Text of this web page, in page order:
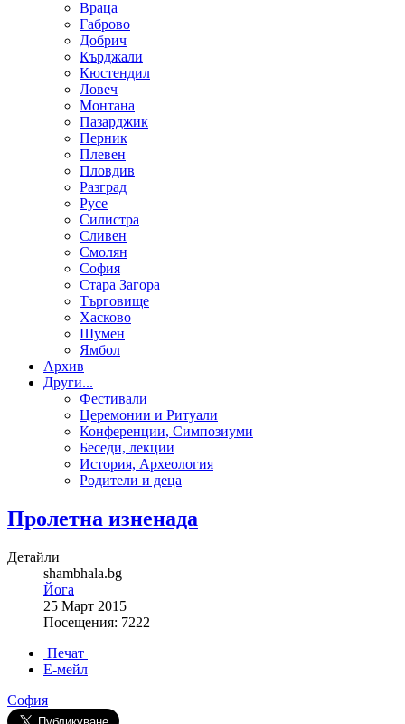
Враца
Габрово
Добрич
Кърджали
Кюстендил
Ловеч
Монтана
Пазарджик
Перник
Плевен
Пловдив
Разград
Русе
Силистра
Сливен
Смолян
София
Стара Загора
Търговище
Хасково
Шумен
Ямбол
Aрхив
Други...
Фестивали
Церемонии и Ритуали
Конференции, Симпозиуми
Беседи, лекции
История, Археология
Родители и деца
Пролетна изненада
Детайли
shambhala.bg
Йога
25 Март 2015
Посещения: 7222
Печат
Е-мейл
София